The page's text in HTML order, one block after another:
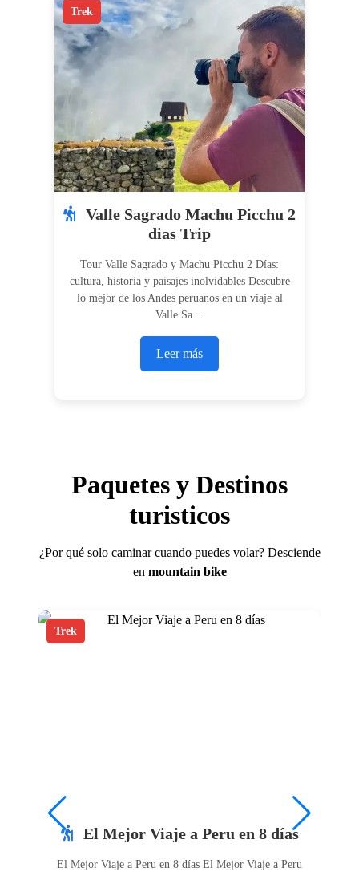
Trek
Valle Sagrado Machu Picchu 2
dias Trip
Tour Valle Sagrado y Machu Picchu 2 Días:
cultura, historia y paisajes inolvidables Descubre
lo mejor de los Andes peruanos en un viaje al
Valle Sa…
Leer más
Paquetes y Destinos
turisticos
¿Por qué solo caminar cuando puedes volar? Desciende
en mountain bike
Trek
El Mejor Viaje a Peru en 8 días
El Mejor Viaje a Peru en 8 días El Mejor Viaje a Peru